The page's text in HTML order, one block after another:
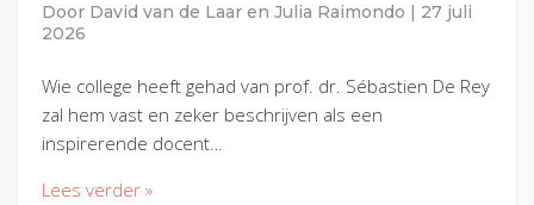
Door David van de Laar en Julia Raimondo
27 juli
2026
Wie college heeft gehad van prof. dr. Sébastien De Rey
zal hem vast en zeker beschrijven als een
inspirerende docent…
Lees verder »